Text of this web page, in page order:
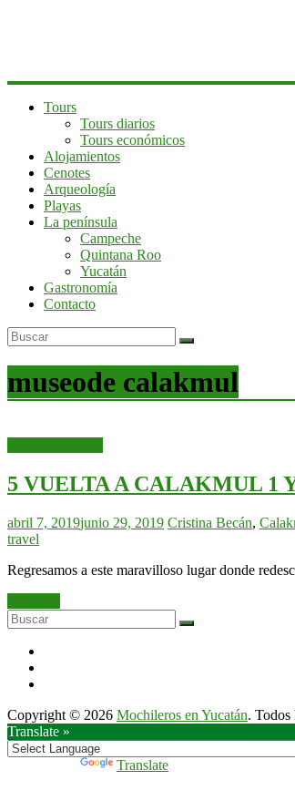
Tours
Tours diarios
Tours económicos
Alojamientos
Cenotes
Arqueología
Playas
La península
Campeche
Quintana Roo
Yucatán
Gastronomía
Contacto
museode calakmul
5 VUELTA A CALAKMUL 1
abril 7, 2019junio 29, 2019 Cristina Becán,
travel
Regresamos a este maravilloso lugar donde
Copyright © 2026 Mochileros en Yucatán. Todos
Translate »
Translate